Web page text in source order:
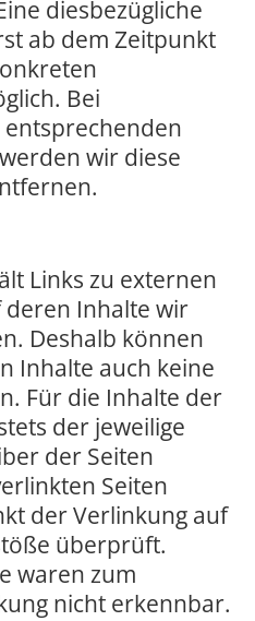
diesbezügliche
ab dem Zeitpunkt
Bei
wir diese
Links zu externen
deren Inhalte wir
Deshalb können
Inhalte auch keine
Für die Inhalte der
der jeweilige
der Seiten
Seiten
der Verlinkung auf
überprüft.
waren zum
nicht erkennbar.